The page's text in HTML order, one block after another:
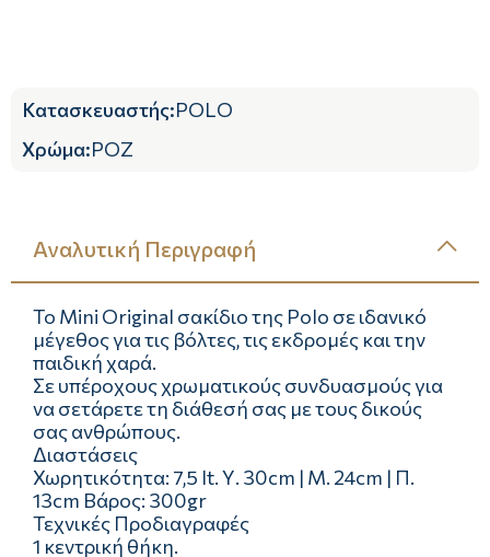
Κατασκευαστής:POLO
Χρώμα:ΡΟΖ
Αναλυτική Περιγραφή
Το Mini Original σακίδιο της Polo σε ιδανικό
μέγεθος για τις βόλτες, τις εκδρομές και την
παιδική χαρά.
Σε υπέροχους χρωματικούς συνδυασμούς για
να σετάρετε τη διάθεσή σας με τους δικούς
σας ανθρώπους.
Διαστάσεις
Χωρητικότητα: 7,5 lt. Υ. 30cm | Μ. 24cm | Π.
13cm Βάρος: 300gr
Τεχνικές Προδιαγραφές
1 κεντρική θήκη.